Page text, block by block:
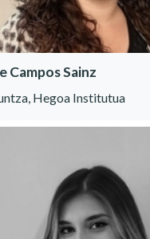
Campos Sainz
Hegoa Institutua